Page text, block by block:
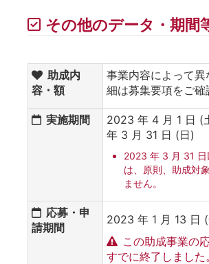
その他のデータ・期間
助成内
容・額
事業内容によって
細は募集要項をご確
実施期間
2023 年 4 月 1 日 (
年 3 月 31 日 (日)
2023 年 3 月 31 日
は、原則、助成対
ません。
応募・申
請期間
2023 年 1 月 13 日
この助成事業の
すでに終了しました。